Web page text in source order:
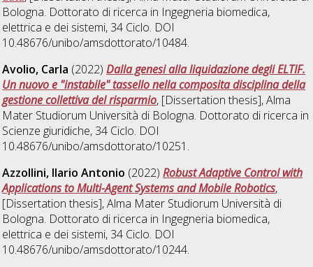
Bologna. Dottorato di ricerca in Ingegneria biomedica,
elettrica e dei sistemi, 34 Ciclo. DOI
10.48676/unibo/amsdottorato/10484.
Avolio, Carla (2022)Dalla genesi alla liquidazione degli ELTIF.
Un nuovo e "instabile" tassello nella composita disciplina della
gestione collettiva del risparmio, [Dissertation thesis], Alma
Mater Studiorum Università di Bologna. Dottorato di ricerca in
Scienze giuridiche, 34 Ciclo. DOI
10.48676/unibo/amsdottorato/10251.
Azzollini, Ilario Antonio (2022)Robust Adaptive Control with
Applications to Multi-Agent Systems and Mobile Robotics,
[Dissertation thesis], Alma Mater Studiorum Università di
Bologna. Dottorato di ricerca in Ingegneria biomedica,
elettrica e dei sistemi, 34 Ciclo. DOI
10.48676/unibo/amsdottorato/10244.